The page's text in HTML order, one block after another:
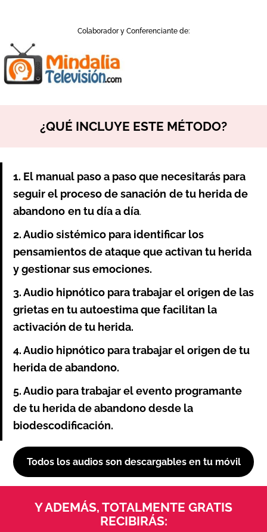
Colaborador y Conferenciante de:
¿QUÉ INCLUYE ESTE MÉTODO?
1. El manual paso a paso que necesitarás para
seguir el proceso de sanación de tu herida de
abandono en tu día a día.
2. Audio sistémico para identificar los
pensamientos de ataque que activan tu herida
y gestionar sus emociones.
3. Audio hipnótico para trabajar el origen de las
grietas en tu autoestima que facilitan la
activación de tu herida.
4. Audio hipnótico para trabajar el origen de tu
herida de abandono.
5. Audio para trabajar el evento programante
de tu herida de abandono desde la
biodescodificación.
Todos los audios son descargables en tu móvil
Y ADEMÁS, TOTALMENTE GRATIS
RECIBIRÁS: